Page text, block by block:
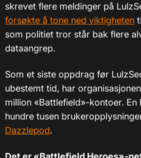
skrevet flere meldinger på
forsøkte å tone ned viktigheten
som politiet tror står bak flere
dataangrep.
Som et siste oppdrag før
ubestemt tid, har
million «Battlefield»-kontoer. En
hundre tusen
Dazzlepod.